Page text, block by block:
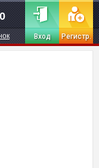
Вход Регистр.